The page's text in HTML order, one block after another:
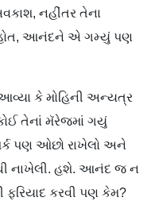
નહીંતર તેના
આનંદને એ ગમ્યું પણ
કે મોહિની અન્યત્ર
તેનાં મૅરેજમાં ગયું
પણ ઓછો રાખેલો અને
નાખેલી. હશે. આનંદ જ ન
ફરિયાદ કરવી પણ કેમ?